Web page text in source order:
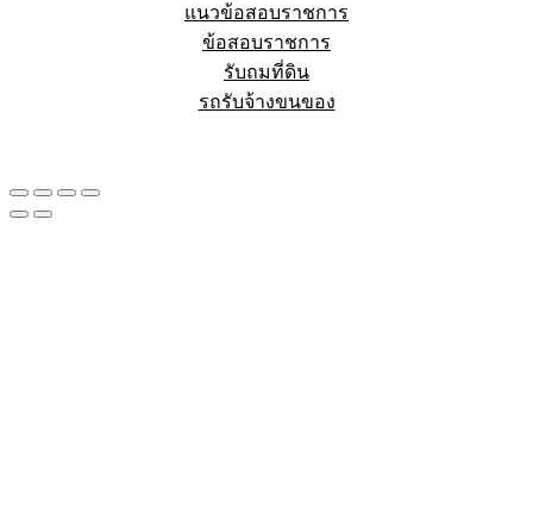
แนวข้อสอบราชการ
ข้อสอบราชการ
รับถมที่ดิน
รถรับจ้างขนของ